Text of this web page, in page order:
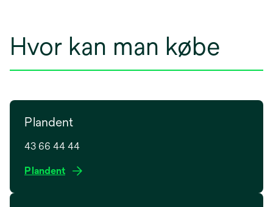
Hvor kan man købe
Plandent
43 66 44 44
Plandento